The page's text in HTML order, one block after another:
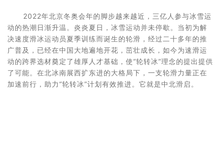
2022年北京冬奥会年的脚步越来越近，三亿人参与冰雪运
动的热潮日渐升温。炎炎夏日，冰雪运动并未停歇。当初为解
决速度滑冰运动员夏季训练而诞生的轮滑，经过二十多年的推
广普及，已经在中国大地遍地开花，茁壮成长，如今为速滑运
动的跨界选材奠定了雄厚人才基础，使“轮转冰”理念的提出提供
了可能。在北冰南展西扩东进的大格局下，一支轮滑力量正在
加速前行，助力“轮转冰”计划有效推进。它就是中北滑启。